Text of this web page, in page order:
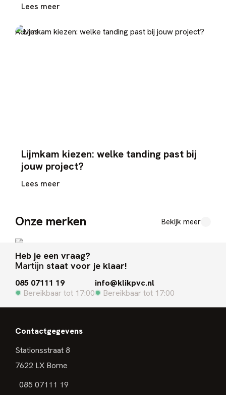
Lees meer
Advies
Lijmkam kiezen: welke tanding past bij
jouw project?
Lees meer
Onze merken Bekijk meer
Heb je een vraag?
Martijn staat voor je klaar!
085 07111 19
Bereikbaar tot 17:00
info@klikpvc.nl
Bereikbaar tot 17:00
Contactgegevens
Stationsstraat 8
7622 LX Borne
085 07111 19